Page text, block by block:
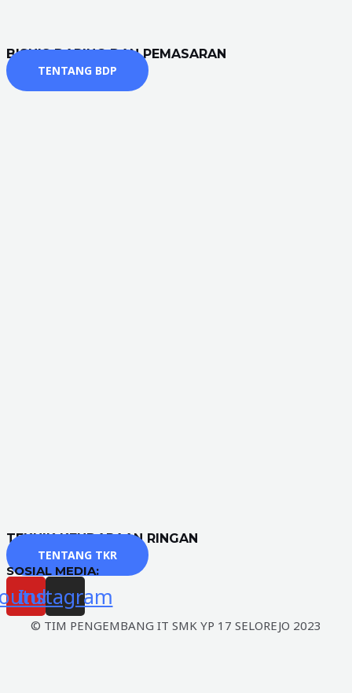
BISNIS DARING DAN PEMASARAN
TENTANG BDP
TEKNIK KENDARAAN RINGAN
TENTANG TKR
SOSIAL MEDIA:
Instagram
© TIM PENGEMBANG IT SMK YP 17 SELOREJO 2023